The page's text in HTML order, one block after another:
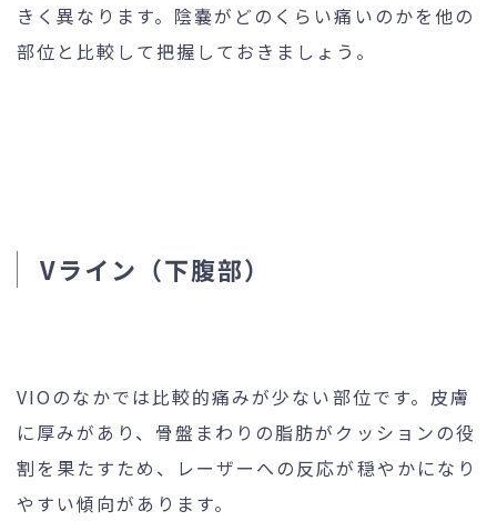
きく異なります。陰嚢がどのくらい痛いのかを他の
部位と比較して把握しておきましょう。
Vライン（下腹部）
VIOのなかでは比較的痛みが少ない部位です。皮膚
に厚みがあり、骨盤まわりの脂肪がクッションの役
割を果たすため、レーザーへの反応が穏やかになり
やすい傾向があります。